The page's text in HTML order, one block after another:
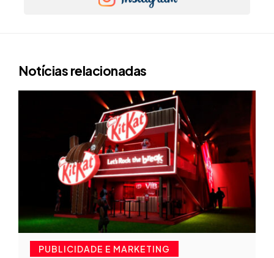
Notícias relacionadas
PUBLICIDADE E MARKETING